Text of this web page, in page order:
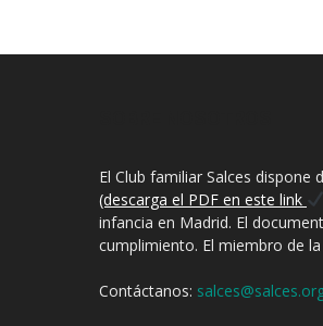
El Club familiar Salces
(descarga el PDF en este link
infancia en Madrid. El
cumplimiento. El miembro de
Contáctanos: